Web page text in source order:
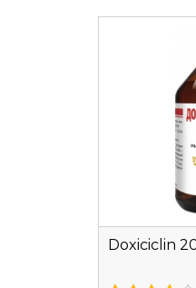
Doxiciclin